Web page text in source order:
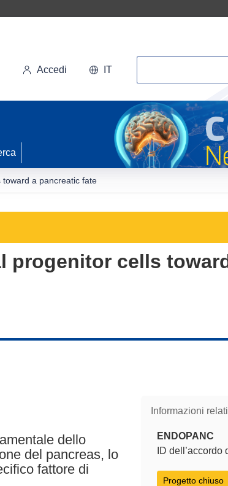
Accedi IT
a pancreatic fate
progenitor cells
dello
del pancreas, lo
fattore di
Informazioni
ENDOPANC
ID
Progetto chiuso